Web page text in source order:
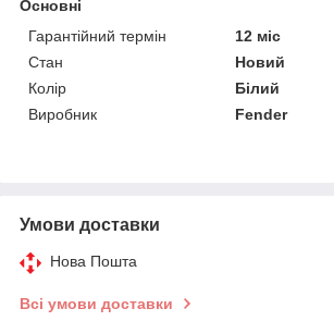
Основні
Гарантійний термін
12 міс
Стан
Новий
Колір
Білий
Виробник
Fender
Умови доставки
Нова Пошта
Всі умови доставки